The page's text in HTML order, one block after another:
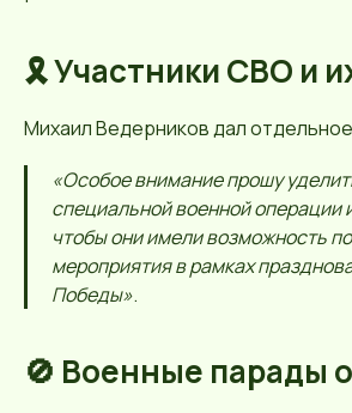
🎗 Участники СВО и
Михаил Ведерников дал
«Особое внимание прошу
специальной военной операции
чтобы они имели возможность
мероприятия в рамках
Победы».
🚫 Военные парады